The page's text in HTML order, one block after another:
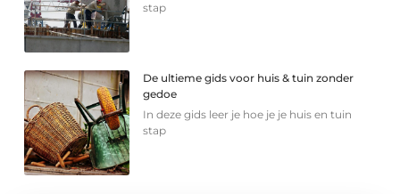
stap
De ultieme gids voor huis & tuin zonder
gedoe
In deze gids leer je hoe je je huis en tuin
stap